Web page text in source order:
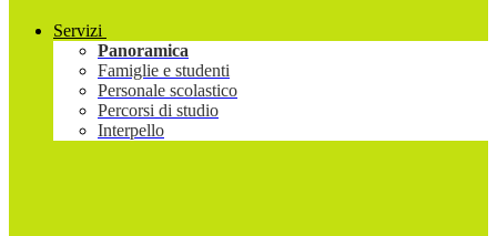
Servizi
Panoramica
Famiglie e studenti
Personale scolastico
Percorsi di studio
Interpello